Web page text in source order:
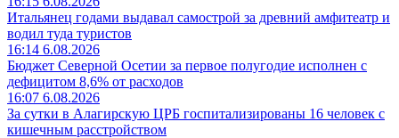
Итальянец годами выдавал самострой за древний амфитеатр и
водил туда туристов
16:14 6.08.2026
Бюджет Северной Осетии за первое полугодие исполнен с
дефицитом 8,6% от расходов
16:07 6.08.2026
За сутки в Алагирскую ЦРБ госпитализированы 16 человек с
кишечным расстройством